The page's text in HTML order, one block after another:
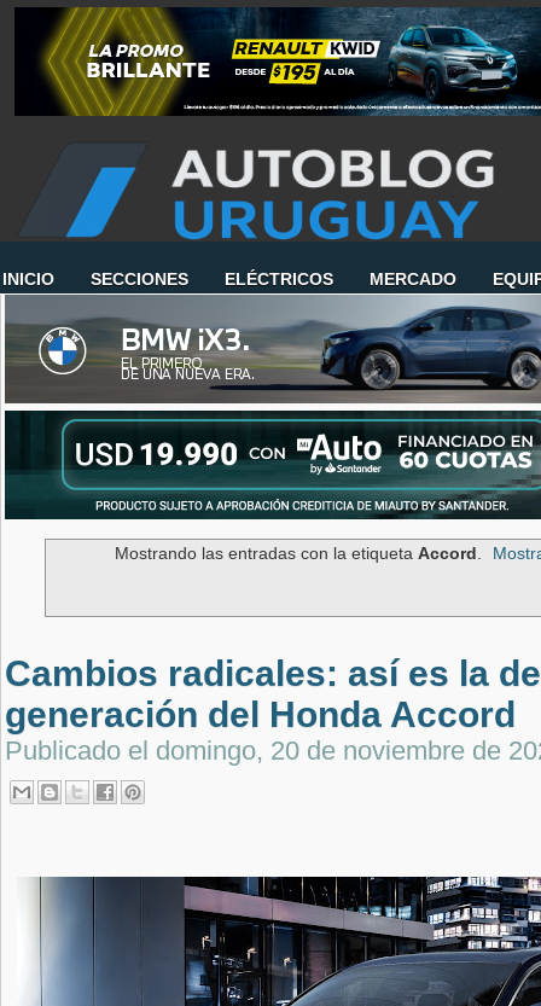
INICIO SECCIONES ELÉCTRICOS MERCADO
Mostrando las entradas con la etiqueta Accord.
Cambios radicales: así es la
generación del Honda Accord
Publicado el domingo, 20 de noviembre de